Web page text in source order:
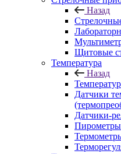
Назад
Щитовые
Температура
Назад
Датчики
Датчики-